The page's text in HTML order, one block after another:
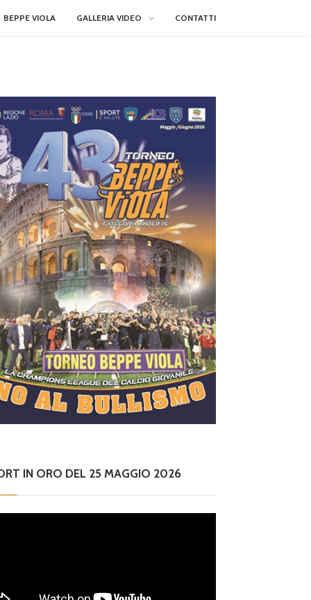
BEPPE VIOLA GALLERIA VIDEO CONTATTI
IN ORO DEL 25 MAGGIO 2026